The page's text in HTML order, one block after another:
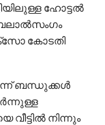
ഹോട്ടല്‍
ബലാല്‍സംഗം
കോടതി
ബന്ധുക്കള്‍
നിന്നും